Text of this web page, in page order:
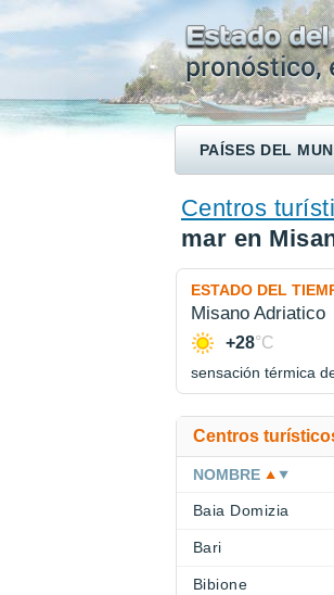
PAÍSES DEL
ENCONTRAR UN
Centros
mar en
ESTADO DEL
Misano Adriatico
+28°C
sensación térmica
Centros
NOMBRE
Baia Domizia
Bari
Bibione